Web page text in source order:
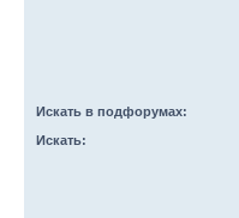
Искать в подфорумах:
Искать: